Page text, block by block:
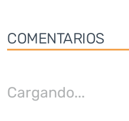
COMENTARIOS
Cargando...